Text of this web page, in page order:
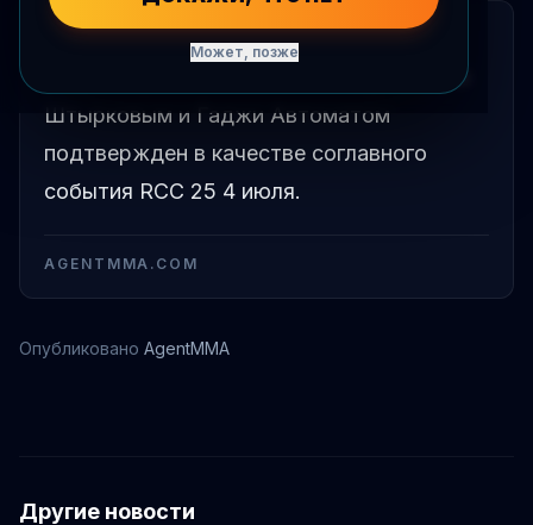
КРАТКО
Кикбоксерский поединок между Иваном
Штырковым и Гаджи Автоматом
подтвержден в качестве соглавного
события RCC 25 4 июля.
AGENTMMA.COM
Опубликовано AgentMMA
Другие новости
Может, позже